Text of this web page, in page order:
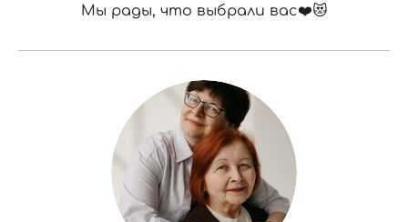
Мы рады, что выбрали вас❤️😻